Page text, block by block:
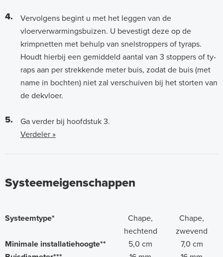
4.
Vervolgens begint u met het leggen van de
vloerverwarmingsbuizen. U bevestigt deze op de
krimpnetten met behulp van snelstroppers of tyraps.
Houdt hierbij een gemiddeld aantal van 3 stoppers of ty-
raps aan per strekkende meter buis, zodat de buis (met
name in bochten) niet zal verschuiven bij het storten van
de dekvloer.
5.
Ga verder bij hoofdstuk 3.
Verdeler »
Systeemeigenschappen
Systeemtype*
Chape,
hechtend
Chape,
zwevend
Minimale installatiehoogte**
5,0 cm
7,0 cm